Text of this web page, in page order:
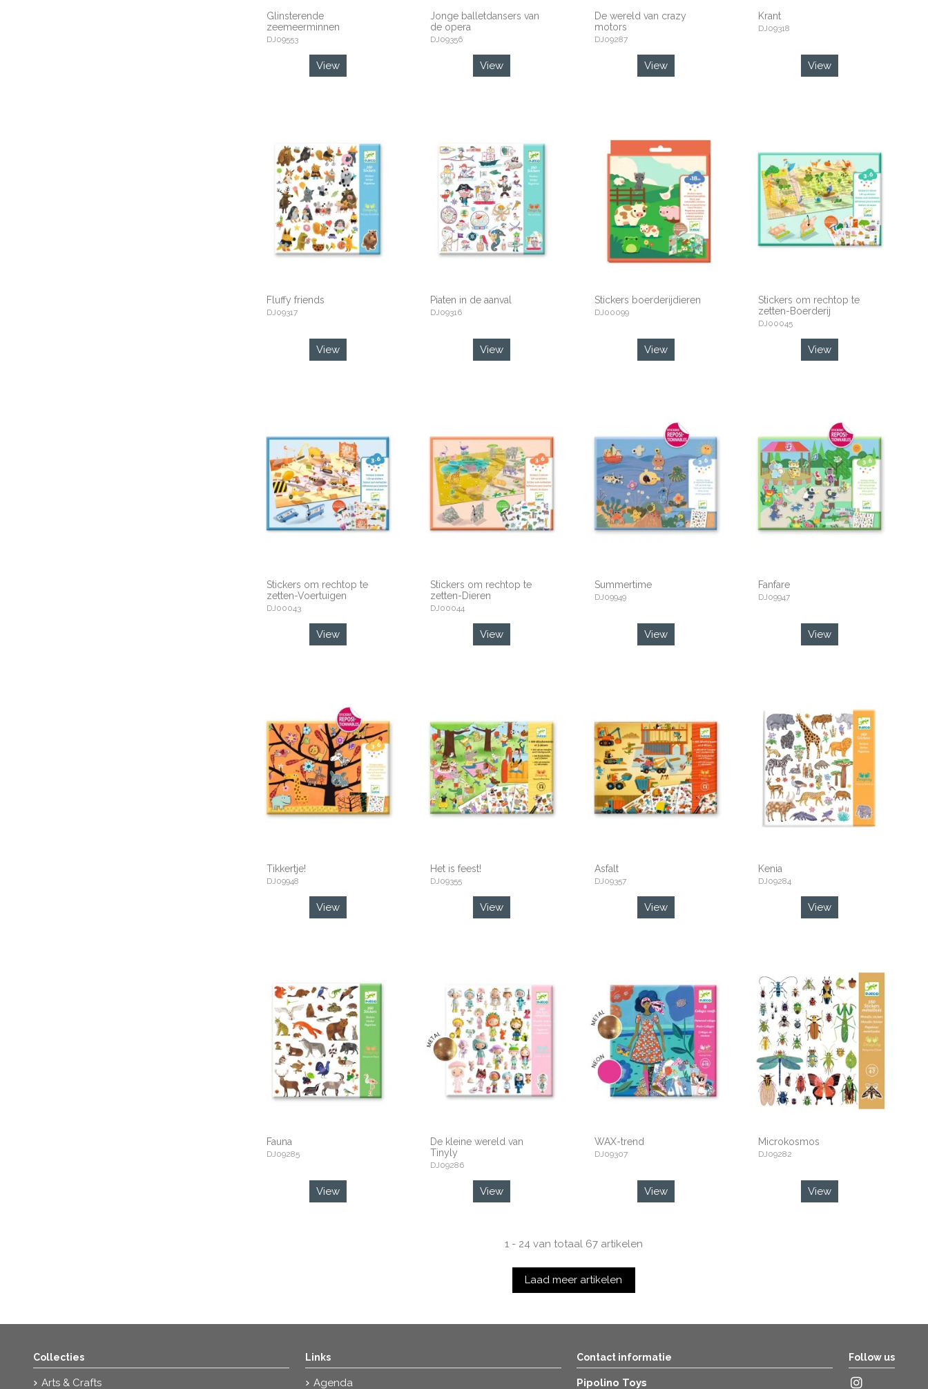
Glinsterende
zeemeerminnen
DJ09553
View
Jonge balletdansers van
de opera
DJ09356
View
De wereld van crazy
motors
DJ09287
View
Krant
DJ09318
View
Fluffy friends
DJ09317
View
Piaten in de aanval
DJ09316
View
Stickers boerderijdieren
DJ00099
View
Stickers om rechtop te
zetten-Boerderij
DJ00045
View
Stickers om rechtop te
zetten-Voertuigen
DJ00043
View
Stickers om rechtop te
zetten-Dieren
DJ00044
View
Summertime
DJ09949
View
Fanfare
DJ09947
View
Tikkertje!
DJ09948
View
Het is feest!
DJ09355
View
Asfalt
DJ09357
View
Kenia
DJ09284
View
Fauna
DJ09285
View
De kleine wereld van
Tinyly
DJ09286
View
WAX-trend
DJ09307
View
Microkosmos
DJ09282
View
1 - 24 van totaal 67 artikelen
Laad meer artikelen
Collecties
Arts & Crafts
Links
Agenda
Contact informatie
Pipolino Toys
Follow us